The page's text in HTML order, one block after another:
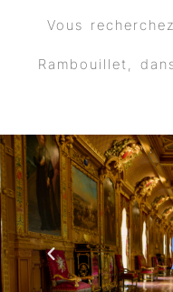
Vous
Rambouillet,